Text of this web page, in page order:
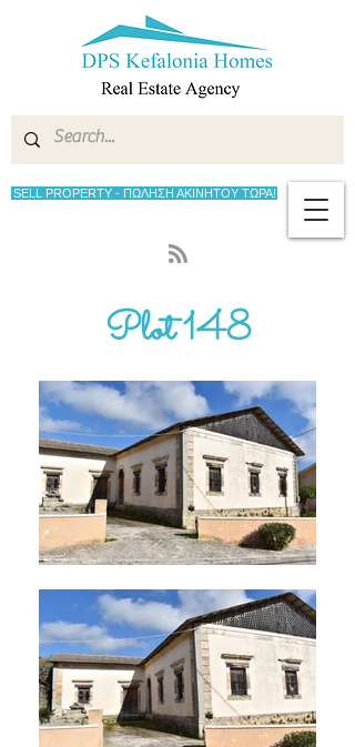
SELL PROPERTY - ΠΩΛΗΣΗ ΑΚΙΝΗΤΟΥ ΤΩΡΑ!
Plot 148